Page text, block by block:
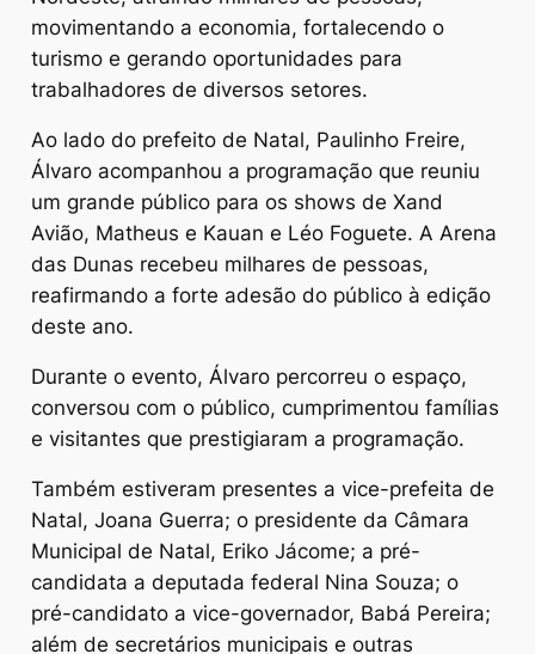
movimentando a economia, fortalecendo o
turismo e gerando oportunidades para
trabalhadores de diversos setores.
Ao lado do prefeito de Natal, Paulinho Freire,
Álvaro acompanhou a programação que reuniu
um grande público para os shows de Xand
Avião, Matheus e Kauan e Léo Foguete. A Arena
das Dunas recebeu milhares de pessoas,
reafirmando a forte adesão do público à edição
deste ano.
Durante o evento, Álvaro percorreu o espaço,
conversou com o público, cumprimentou famílias
e visitantes que prestigiaram a programação.
Também estiveram presentes a vice-prefeita de
Natal, Joana Guerra; o presidente da Câmara
Municipal de Natal, Eriko Jácome; a pré-
candidata a deputada federal Nina Souza; o
pré-candidato a vice-governador, Babá Pereira;
além de secretários municipais e outras